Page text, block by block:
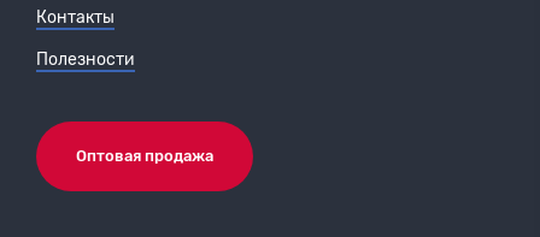
Контакты
Полезности
Оптовая продажа